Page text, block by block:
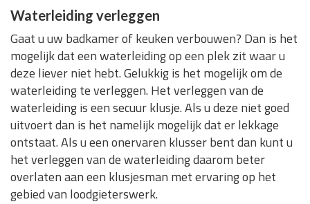
Waterleiding verleggen
Gaat u uw badkamer of keuken verbouwen? Dan is het
mogelijk dat een waterleiding op een plek zit waar u
deze liever niet hebt. Gelukkig is het mogelijk om de
waterleiding te verleggen. Het verleggen van de
waterleiding is een secuur klusje. Als u deze niet goed
uitvoert dan is het namelijk mogelijk dat er lekkage
ontstaat. Als u een onervaren klusser bent dan kunt u
het verleggen van de waterleiding daarom beter
overlaten aan een klusjesman met ervaring op het
gebied van loodgieterswerk.